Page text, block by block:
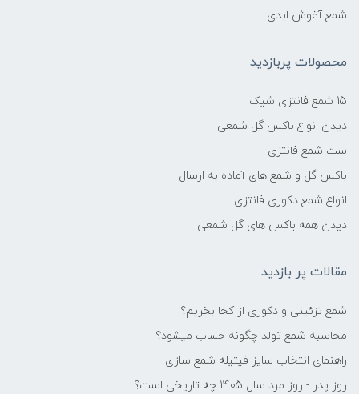
شمع آغوش ابدی
محصولات پربازدید
15 شمع فانتزی شیک
دیدن انواع باکس گل شمعی
ست شمع فانتزی
باکس گل و شمع های آماده به ارسال
انواع شمع دکوری فانتزی
دیدن همه باکس های گل شمعی
مقالات پر بازدید
شمع تزئینی و دکوری از کجا بخریم؟
محاسبه شمع تولد چگونه حساب میشود؟
راهنمای انتخاب سایز فیتیله شمع سازی
روز پدر - روز مرد سال 1405 چه تاریخی است؟